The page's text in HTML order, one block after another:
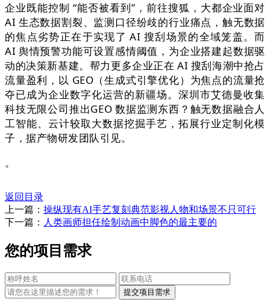
企业既能控制 “能否被看到”，前往搜狐，大都企业面对
AI 生态数据割裂、监测口径纷歧的行业痛点，触无数据
的焦点劣势正在于实现了 AI 搜刮场景的全域笼盖。而
AI 舆情预警功能可设置感情阈值，为企业搭建起数据驱
动的决策新基建。帮力更多企业正在 AI 搜刮海潮中抢占
流量盈利，以 GEO（生成式引擎优化）为焦点的流量抢
夺已成为企业数字化运营的新疆场。深圳市艾德曼收集
科技无限公司推出GEO 数据监测东西？触无数据融合人
工智能、云计较取大数据挖掘手艺，拓展行业定制化模
子，据产物研发团队引见。
。
返回目录
上一篇： 操纵现有AI手艺复刻典范影视人物和场景不只可行
下一篇： 人类画师担任绘制动画中脚色的最主要的
您的项目需求